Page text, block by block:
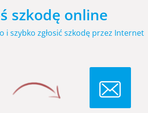
szkodę online
i szybko zgłosić szkodę przez Internet